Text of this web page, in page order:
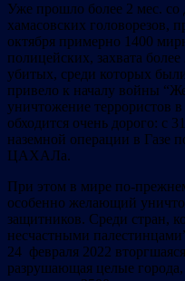
Уже прошло более 2 мес. со
хамасовских головорезов,
октября примерно 1400
полицейских, захвата
убитых, среди которых
привело к началу войны
уничтожение террористов в
обходится очень дорого: с
наземной операции в Газе
ЦАХАЛа.
При этом в мире по-
особенно желающий
защитников. Среди стран,
несчастными
24 февраля 2022
разрушающая целые